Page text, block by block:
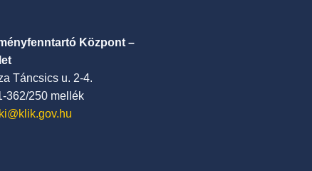
Központ –
Táncsics u. 2-4.
362/250 mellék